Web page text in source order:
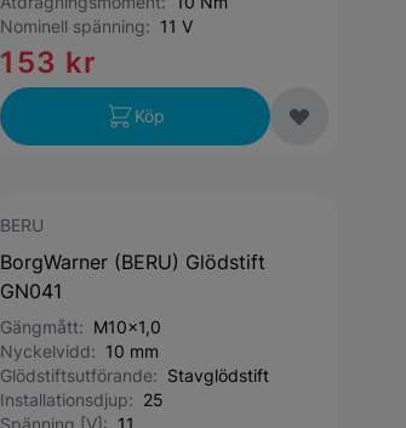
Nominell spänning: 11 V
153 kr
Köp
BERU
BorgWarner (BERU) Glödstift
GN041
Gängmått: M10x1,0
Nyckelvidd: 10 mm
Glödstiftsutförande: Stavglödstift
Installationsdjup: 25
Spänning [V]: 11